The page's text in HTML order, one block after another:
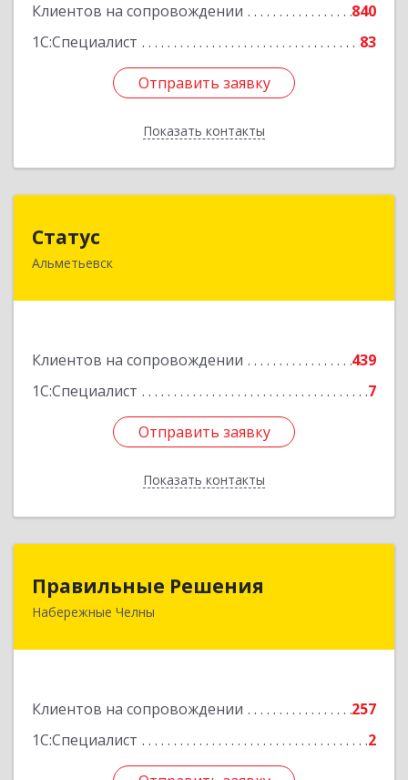
Клиентов на сопровождении
840
1С:Специалист
83
Отправить заявку
Показать контакты
Отправить заявку
Назад
Статус
Альметьевск
Клиентов на сопровождении
439
1С:Специалист
7
Отправить заявку
Показать контакты
423450, Татарстан Респ, Альметьевск г, Мира
Отправить заявку
Назад
Правильные Решения
Набережные Челны
Клиентов на сопровождении
257
1С:Специалист
2
423832, Татарстан Респ, Набережные Челны г,